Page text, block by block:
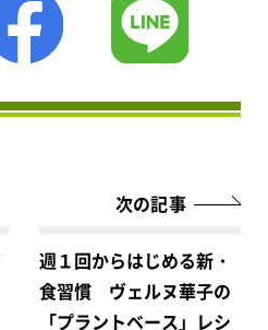
次の記事
週１回からはじめる新・
食習慣 ヴェルヌ華子の
「プラントベース」レシ